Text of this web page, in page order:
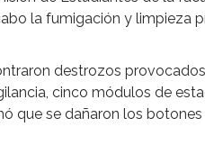
la fumigación y limpieza
destrozos
cinco módulos de
que se dañaron los